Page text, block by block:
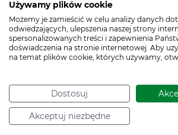
Używamy plików cookie
Możemy je zamieścić w celu analizy danych
odwiedzających, ulepszenia naszej strony
spersonalizowanych treści i zapewnienia
doświadczenia na stronie internetowej. Aby
na temat plików cookie, których używamy,
Dostosuj
Akceptuj niezbędne
Bądź na bieżąco,
zapisz się na nasz
Zapisz
newslettera
Chcę otrzymywać newsletter
rozwiń>